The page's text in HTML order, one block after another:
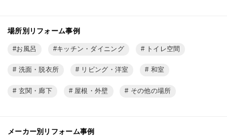
場所別リフォーム事例
お風呂 キッチン・ダイニング トイレ空間
洗面・脱衣所 リビング・洋室 和室
玄関・廊下 屋根・外壁 その他の場所
メーカー別リフォーム事例